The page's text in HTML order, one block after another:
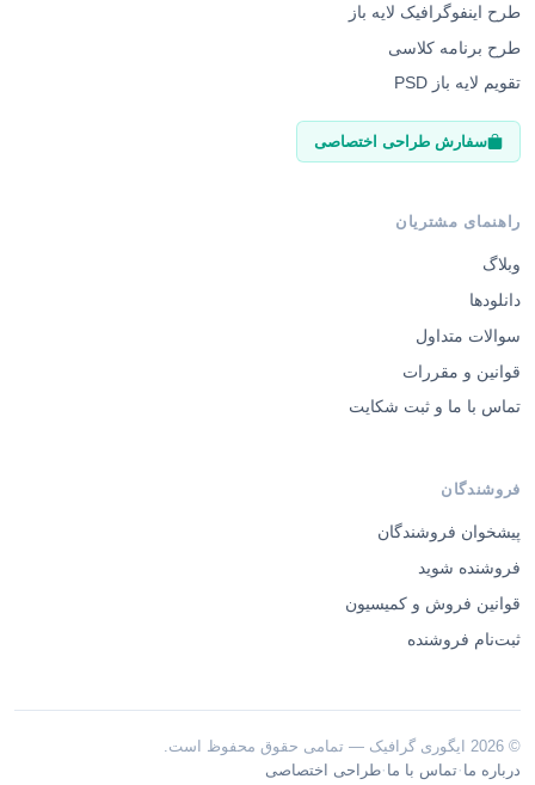
طرح اینفوگرافیک لایه باز
طرح برنامه کلاسی
تقویم لایه باز PSD
سفارش طراحی اختصاصی
راهنمای مشتریان
وبلاگ
دانلودها
سوالات متداول
قوانین و مقررات
تماس با ما و ثبت شکایت
فروشندگان
پیشخوان فروشندگان
فروشنده شوید
قوانین فروش و کمیسیون
ثبت‌نام فروشنده
© 2026 ایگوری گرافیک — تمامی حقوق محفوظ است.
درباره ما ·تماس با ما ·طراحی اختصاصی